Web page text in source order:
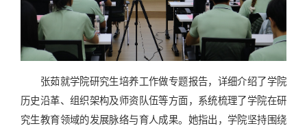
张茹就学院研究生培养工作做专题报告，详细介绍了学院
历史沿革、组织架构及师资队伍等方面，系统梳理了学院在研
究生教育领域的发展脉络与育人成果。她指出，学院坚持围绕